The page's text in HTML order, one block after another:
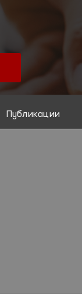
Публикации